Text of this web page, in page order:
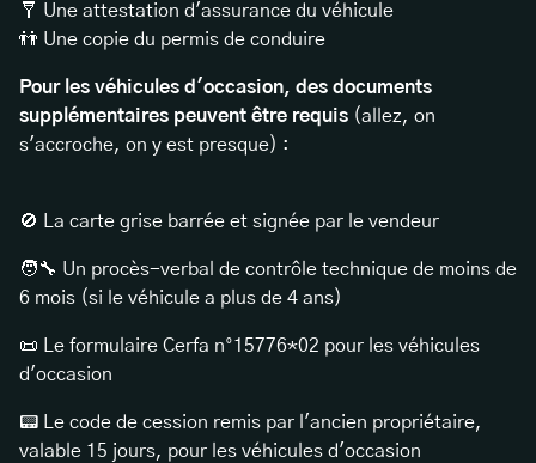
🩼 Une attestation d'assurance du véhicule
👬 Une copie du permis de conduire
Pour les véhicules d'occasion, des documents
supplémentaires peuvent être requis (allez, on
s'accroche, on y est presque) :
🚫 La carte grise barrée et signée par le vendeur
🧑‍🔧 Un procès-verbal de contrôle technique de moins de
6 mois (si le véhicule a plus de 4 ans)
📜 Le formulaire Cerfa n°15776*02 pour les véhicules
d'occasion
📟 Le code de cession remis par l'ancien propriétaire,
valable 15 jours, pour les véhicules d'occasion